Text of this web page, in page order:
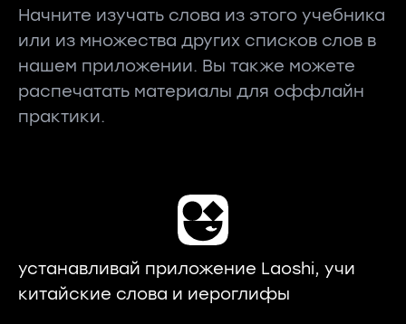
Начните изучать слова из этого учебника
или из множества других списков слов в
нашем приложении. Вы также можете
распечатать материалы для оффлайн
практики.
устанавливай приложение Laoshi, учи
китайские слова и иероглифы